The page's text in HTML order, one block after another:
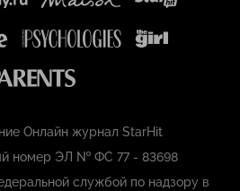
Онлайн журнал StarHit
номер ЭЛ № ФС 77 - 83698
службой по надзору в